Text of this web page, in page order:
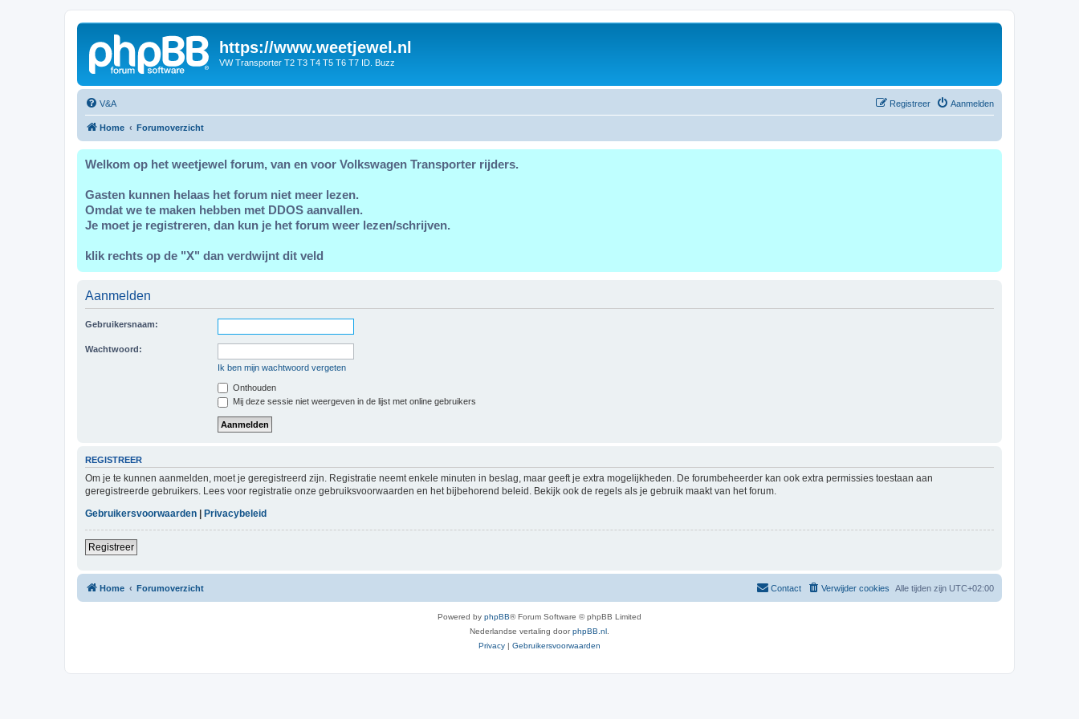
https://www.weetjewel.nl
VW Transporter T2 T3 T4 T5 T6 T7 ID. Buzz
V&A Aanmelden
Registreer
Home Forumoverzicht
Welkom op het weetjewel forum, van en voor Volkswagen Transporter rijders.
Gasten kunnen helaas het forum niet meer lezen.
Omdat we te maken hebben met DDOS aanvallen.
Je moet je registreren, dan kun je het forum weer lezen/schrijven.
klik rechts op de "X" dan verdwijnt dit veld
Aanmelden
Gebruikersnaam:
Wachtwoord:
Ik ben mijn wachtwoord vergeten
Onthouden
Mij deze sessie niet weergeven in de lijst met online gebruikers
REGISTREER
Om je te kunnen aanmelden, moet je geregistreerd zijn. Registratie neemt enkele minuten in beslag, maar geeft je extra mogelijkheden. De forumbeheerder kan ook extra permissies toestaan aan
geregistreerde gebruikers. Lees voor registratie onze gebruiksvoorwaarden en het bijbehorend beleid. Bekijk ook de regels als je gebruik maakt van het forum.
Gebruikersvoorwaarden
Privacybeleid
Registreer
Home Forumoverzicht Alle tijden zijn UTC+02:00
Verwijder cookies
Contact
Powered by phpBB® Forum Software © phpBB Limited
Nederlandse vertaling doorphpBB.nl.
Privacy | Gebruikersvoorwaarden